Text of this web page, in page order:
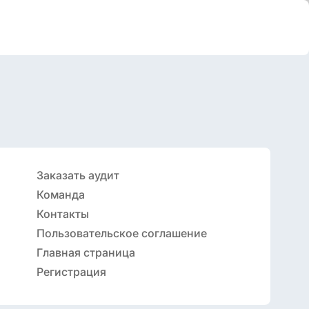
Заказать аудит
Команда
Контакты
Пользовательское соглашение
Главная страница
Регистрация